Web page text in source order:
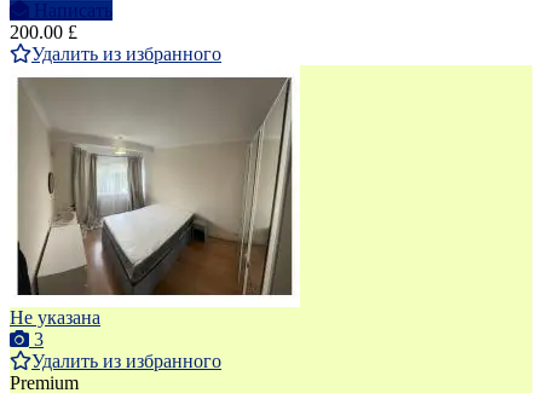
Написать
200.00 £
Удалить из избранного
Не указана
3
Удалить из избранного
Premium